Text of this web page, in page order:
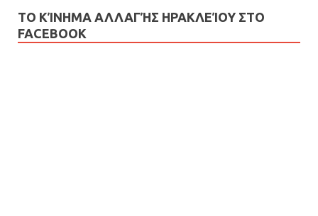
ΤΟ ΚΊΝΗΜΑ ΑΛΛΑΓΉΣ ΗΡΑΚΛΕΊΟΥ ΣΤΟ
FACEBOOK